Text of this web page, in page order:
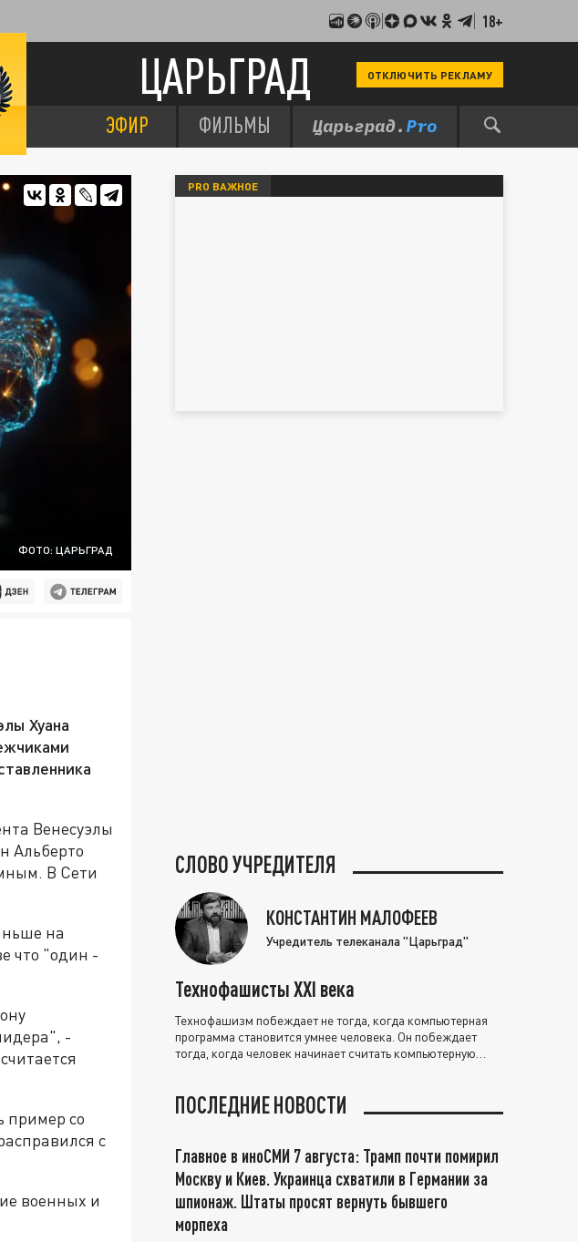
18+
ЦАРЬГРАД ОТКЛЮЧИТЬ РЕКЛАМУ
ЭФИР ФИЛЬМЫ
ФОТО: ЦАРЬГРАД
Хуана
Венесуэлы
Альберто
В Сети
на
что "один -
-
пример со
с
военных и
PRO ВАЖНОЕ
СЛОВО УЧРЕДИТЕЛЯ
КОНСТАНТИН МАЛОФЕЕВ
Учредитель телеканала "Царьград"
Технофашисты XXI века
Технофашизм побеждает не тогда, когда компьютерная
программа становится умнее человека. Он побеждает
тогда, когда человек начинает считать компьютерную
ПОСЛЕДНИЕ НОВОСТИ
Главное в иноСМИ 7 августа: Трамп почти помирил
Москву и Киев. Украинца схватили в Германии за
шпионаж. Штаты просят вернуть бывшего
морпеха